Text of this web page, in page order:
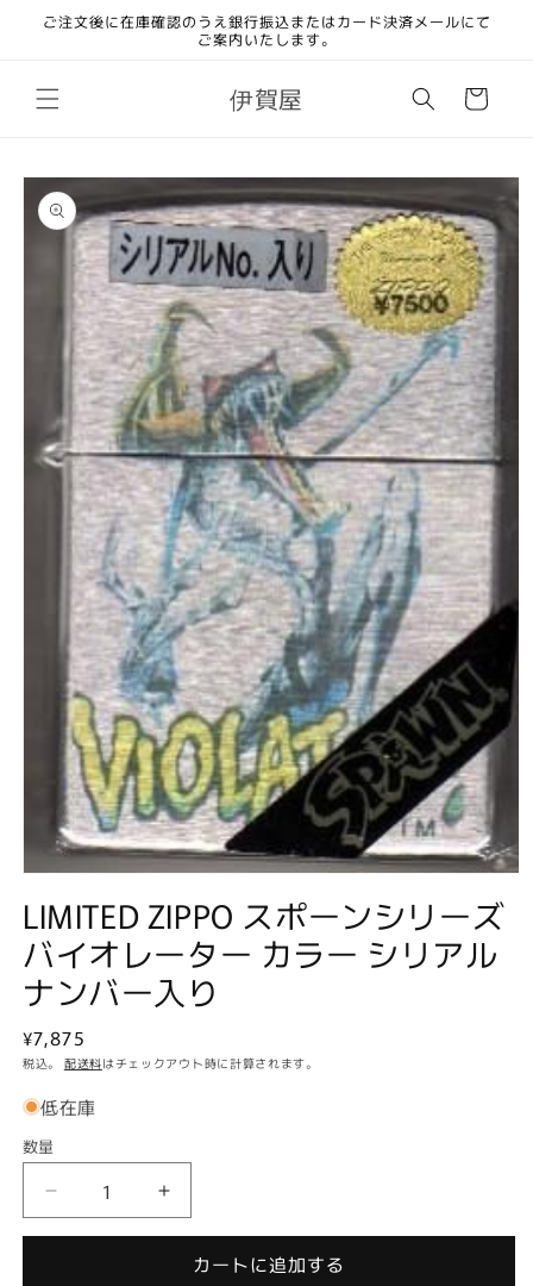
ンツに
ご注文後に在庫確認のうえ銀行振込またはカード決済メールにて
ご案内いたします。
伊賀屋
ー
商品情
報にス
キップ
ー
ダ
ル
で
メ
デ
ィ
(1)
開
く
LIMITED ZIPPO スポーンシリーズ
バイオレーター カラー シリアル
ナンバー入り
通
常
価
格
¥7,875
税込。 配送料はチェックアウト時に計算されます。
低在庫
数
数量
LIMITED
ZIPPO
LIMITED
ZIPPO
カートに追加する